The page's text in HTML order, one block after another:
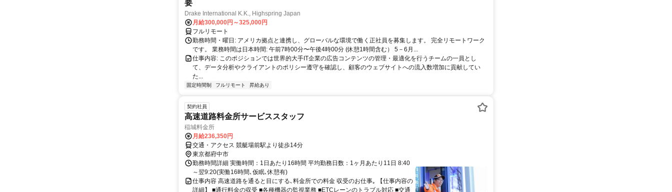
要
Drake International K.K., Highspring Japan
月給300,000円～325,000円
フルリモート
勤務時間・曜日: アメリカ拠点と連携し、グローバルな環境で働く正社員を募集します。 完全リモートワーク
です。 業務時間は日本時間: 午前7時00分〜午後4時00分 (休憩1時間含む） 5－6月...
仕事内容: このポジションでは世界的大手IT企業の広告コンテンツの管理・最適化を行うチームの一員とし
て、データ分析やクライアントのポリシー遵守を確認し、顧客のウェブサイトへの流入数増加に貢献してい
た...
固定時間制 フルリモート 昇給あり
契約社員
高速道路料金所サービススタッフ
稲城料金所
月給236,350円
交通・アクセス 競艇場前駅より徒歩14分
東京都府中市
勤務時間詳細 実働時間：1日あたり16時間 平均勤務日数：1ヶ月あたり11日 8:40
～翌9:20(実働16時間､仮眠､休憩有)
仕事内容 高速道路を通ると目にする､料金所での料金 収受のお仕事｡ 【仕事内容の
詳細】 ■通行料金の収受 ■各種機器の監視業務 ■ETCレーンのトラブル対応 ■交通